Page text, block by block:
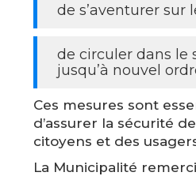
de s’aventurer sur
de circuler dans le
jusqu’à nouvel
Ces mesures sont
d’assurer la sécurité
citoyens et des
La Municipalité